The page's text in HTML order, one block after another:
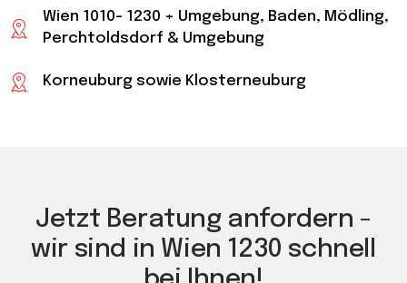
Wien 1010- 1230 + Umgebung, Baden, Mödling,
Perchtoldsdorf & Umgebung
Korneuburg sowie Klosterneuburg
Jetzt Beratung anfordern -
wir sind in Wien 1230 schnell